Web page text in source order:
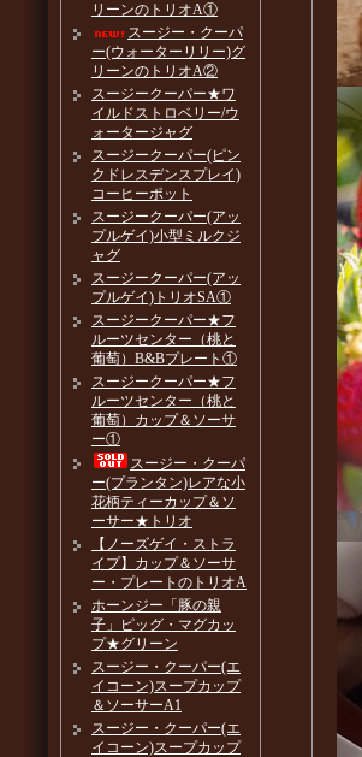
リーンのトリオA①
スージー・クーパ
ー(ウォーターリリー)グ
リーンのトリオA②
スージークーパー★ワ
イルドストロベリー/ウ
ォータージャグ
スージークーパー(ピン
クドレスデンスプレイ)
コーヒーポット
スージークーパー(アッ
プルゲイ)小型ミルクジ
ャグ
スージークーパー(アッ
プルゲイ)トリオSA①
スージークーパー★フ
ルーツセンター（桃と
葡萄）B&Bプレート①
スージークーパー★フ
ルーツセンター（桃と
葡萄）カップ＆ソーサ
ー①
スージー・クーパ
ー(プランタン)レアな小
花柄ティーカップ＆ソ
ーサー★トリオ
【ノーズゲイ・ストラ
イプ】カップ＆ソーサ
ー・プレートのトリオA
ホーンジー「豚の親
子」ピッグ・マグカッ
プ★グリーン
スージー・クーパー(エ
イコーン)スープカップ
＆ソーサーA1
スージー・クーパー(エ
イコーン)スープカップ